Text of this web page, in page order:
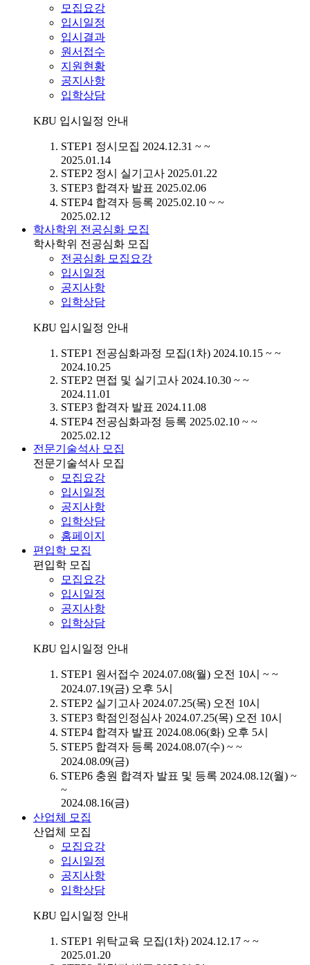
모집요강
입시일정
입시결과
원서접수
지원현황
공지사항
입학상담
KBU 입시일정 안내
STEP1 정시모집 2024.12.31 ~ ~
2025.01.14
STEP2 정시 실기고사 2025.01.22
STEP3 합격자 발표 2025.02.06
STEP4 합격자 등록 2025.02.10 ~ ~
2025.02.12
학사학위 전공심화 모집
학사학위 전공심화 모집
전공심화 모집요강
입시일정
공지사항
입학상담
KBU 입시일정 안내
STEP1 전공심화과정 모집(1차) 2024.10.15 ~ ~
2024.10.25
STEP2 면접 및 실기고사 2024.10.30 ~ ~
2024.11.01
STEP3 합격자 발표 2024.11.08
STEP4 전공심화과정 등록 2025.02.10 ~ ~
2025.02.12
전문기술석사 모집
전문기술석사 모집
모집요강
입시일정
공지사항
입학상담
홈페이지
편입학 모집
편입학 모집
모집요강
입시일정
공지사항
입학상담
KBU 입시일정 안내
STEP1 원서접수 2024.07.08(월) 오전 10시 ~ ~
2024.07.19(금) 오후 5시
STEP2 실기고사 2024.07.25(목) 오전 10시
STEP3 학점인정심사 2024.07.25(목) 오전 10시
STEP4 합격자 발표 2024.08.06(화) 오후 5시
STEP5 합격자 등록 2024.08.07(수) ~ ~
2024.08.09(금)
STEP6 충원 합격자 발표 및 등록 2024.08.12(월) ~
~
2024.08.16(금)
산업체 모집
산업체 모집
모집요강
입시일정
공지사항
입학상담
KBU 입시일정 안내
STEP1 위탁교육 모집(1차) 2024.12.17 ~ ~
2025.01.20